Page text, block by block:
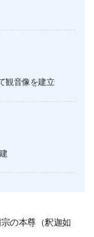
観音像を建立
の本尊（釈迦如